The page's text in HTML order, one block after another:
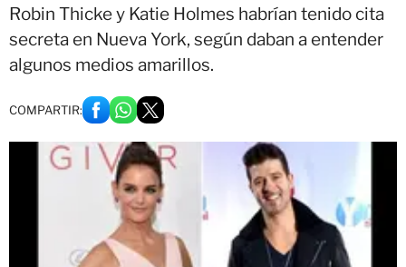
Robin Thicke y Katie Holmes habrían tenido cita
secreta en Nueva York, según daban a entender
algunos medios amarillos.
COMPARTIR: